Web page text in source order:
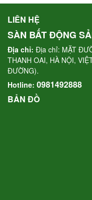
LIÊN HỆ
SÀN BẤT ĐỘNG
Địa chỉ: Địa chỉ: MẶT
THANH OAI, HÀ NỘI,
ĐƯỜNG).
Hotline: 0981492888
BẢN ĐỒ